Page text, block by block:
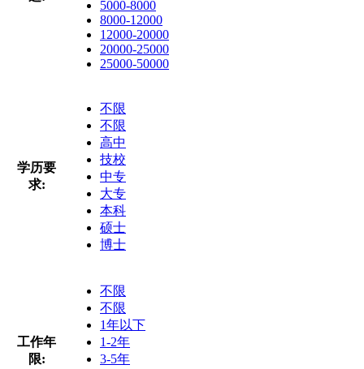
5000-8000
8000-12000
12000-20000
20000-25000
25000-50000
学历要
求:
不限
不限
高中
技校
中专
大专
本科
硕士
博士
工作年
限:
不限
不限
1年以下
1-2年
3-5年